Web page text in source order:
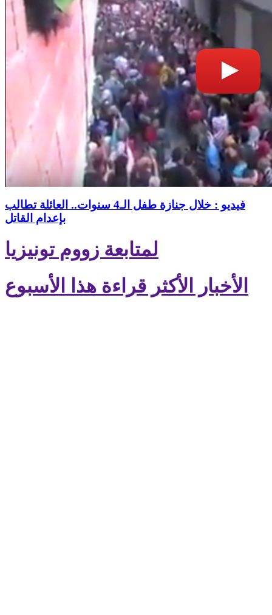
فيديو : خلال جنازة طفل الـ4 سنوات.. العائلة تطالب
بإعدام القاتل
لمتابعة زووم تونيزيا
الأخبار الأكثر قراءة هذا الأسبوع